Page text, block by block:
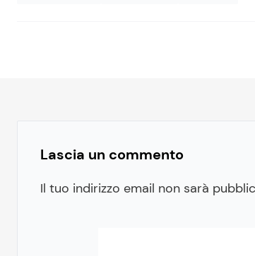
Lascia un commento
Il tuo indirizzo email non sarà